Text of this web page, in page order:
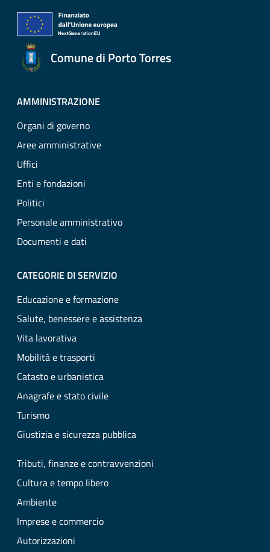
Comune di Porto Torres
AMMINISTRAZIONE
Organi di governo
Aree amministrative
Uffici
Enti e fondazioni
Politici
Personale amministrativo
Documenti e dati
CATEGORIE DI SERVIZIO
Educazione e formazione
Salute, benessere e assistenza
Vita lavorativa
Mobilità e trasporti
Catasto e urbanistica
Anagrafe e stato civile
Turismo
Giustizia e sicurezza pubblica
Tributi, finanze e contravvenzioni
Cultura e tempo libero
Ambiente
Imprese e commercio
Autorizzazioni